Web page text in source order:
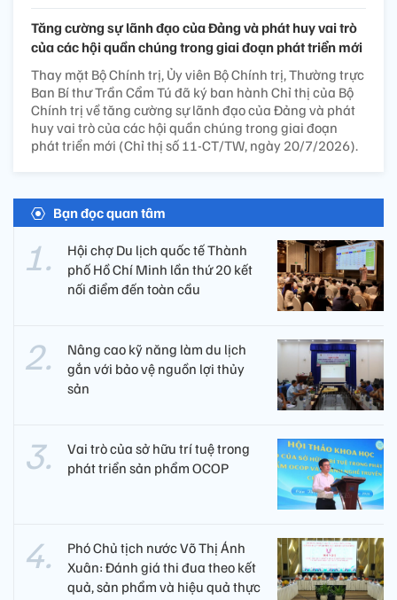
Tăng cường sự lãnh đạo của Đảng và phát huy vai trò
của các hội quần chúng trong giai đoạn phát triển mới
Thay mặt Bộ Chính trị, Ủy viên Bộ Chính trị, Thường trực
Ban Bí thư Trần Cẩm Tú đã ký ban hành Chỉ thị của Bộ
Chính trị về tăng cường sự lãnh đạo của Đảng và phát
huy vai trò của các hội quần chúng trong giai đoạn
phát triển mới (Chỉ thị số 11-CT/TW, ngày 20/7/2026).
Bạn đọc quan tâm
Hội chợ Du lịch quốc tế Thành
phố Hồ Chí Minh lần thứ 20 kết
nối điểm đến toàn cầu
Nâng cao kỹ năng làm du lịch
gắn với bảo vệ nguồn lợi thủy
sản
Vai trò của sở hữu trí tuệ trong
phát triển sản phẩm OCOP
Phó Chủ tịch nước Võ Thị Ánh
Xuân: Đánh giá thi đua theo kết
quả, sản phẩm và hiệu quả thực